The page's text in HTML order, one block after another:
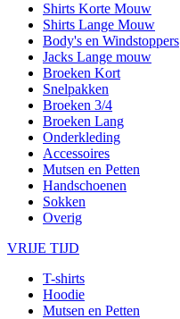
Shirts Korte Mouw
Shirts Lange Mouw
Body's en Windstoppers
Jacks Lange mouw
Broeken Kort
Snelpakken
Broeken 3/4
Broeken Lang
Onderkleding
Accessoires
Mutsen en Petten
Handschoenen
Sokken
Overig
VRIJE TIJD
T-shirts
Hoodie
Mutsen en Petten